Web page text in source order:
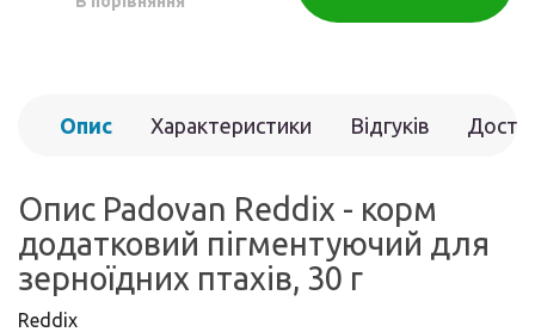
Опис Характеристики Відгуків
Опис Padovan Reddix - корм
додатковий пігментуючий для
зерноїдних птахів, 30 г
Reddix